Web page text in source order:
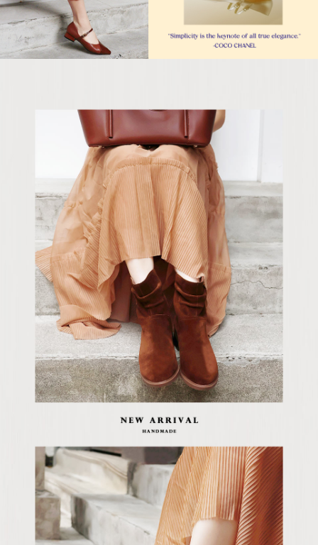
時審查核予不同之上限額度；若仍有額度不足之情形，本公司將視審查結果
請求用戶進行身份認證。
５．嚴禁一人註冊多個帳號或使用他人資訊註冊。若發現惡意使用之情形，
恩沛科技股份有限公司將有權停止該用戶之使用額度並採取法律行動。